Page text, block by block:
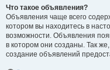
Что такое объявления?
Объявления чаще всего
котором вы находитесь в
возможности. Объявления
в котором они созданы. Так
создание объявлений